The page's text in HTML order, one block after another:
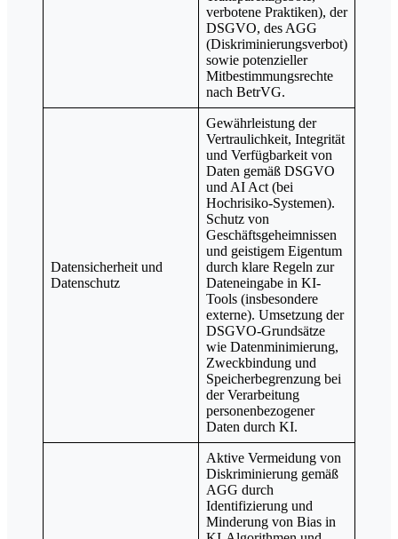
verbotene Praktiken), der
DSGVO, des AGG
(Diskriminierungsverbot)
sowie potenzieller
Mitbestimmungsrechte
nach BetrVG.
Datensicherheit und
Datenschutz
Gewährleistung der
Vertraulichkeit, Integrität
und Verfügbarkeit von
Daten gemäß DSGVO
und AI Act (bei
Hochrisiko-Systemen).
Schutz von
Geschäftsgeheimnissen
und geistigem Eigentum
durch klare Regeln zur
Dateneingabe in KI-
Tools (insbesondere
externe). Umsetzung der
DSGVO-Grundsätze
wie Datenminimierung,
Zweckbindung und
Speicherbegrenzung bei
der Verarbeitung
personenbezogener
Daten durch KI.
Aktive Vermeidung von
Diskriminierung gemäß
AGG durch
Identifizierung und
Minderung von Bias in